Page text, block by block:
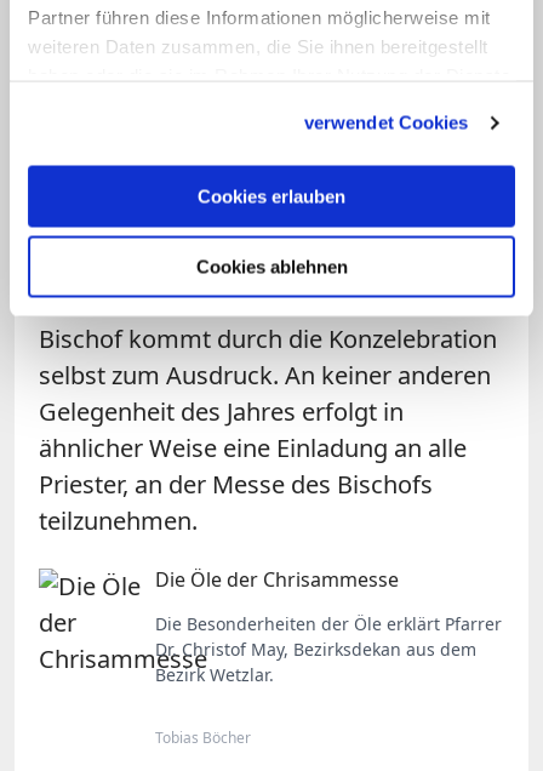
Partner führen diese Informationen möglicherweise mit
weiteren Daten zusammen, die Sie ihnen bereitgestellt
verwendet Cookies
Cookies erlauben
Cookies ablehnen
Ausdruck ihrer Verbundenheit sein
soll. Außerdem erneuern die Priester
Weiheversprechen. Können Sie das
erklären?
Riegel:In diesem Punkt zitiert das
Rundschreiben das Messbuch selbst. Die
Verbundenheit der Priester mit ihrem
Bischof kommt durch die Konzelebration
selbst zum Ausdruck. An keiner anderen
Gelegenheit des Jahres erfolgt in
ähnlicher Weise eine Einladung an alle
Priester, an der Messe des Bischofs
teilzunehmen.
Die Öle der Chrisammesse
Die Besonderheiten der Öle erklärt Pfarrer
Dr. Christof May, Bezirksdekan aus dem
Bezirk Wetzlar.
Tobias Böcher